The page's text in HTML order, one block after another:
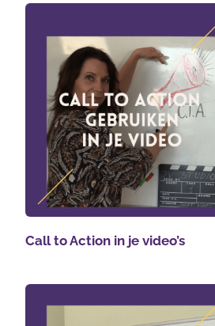
Call to Action in je video’s